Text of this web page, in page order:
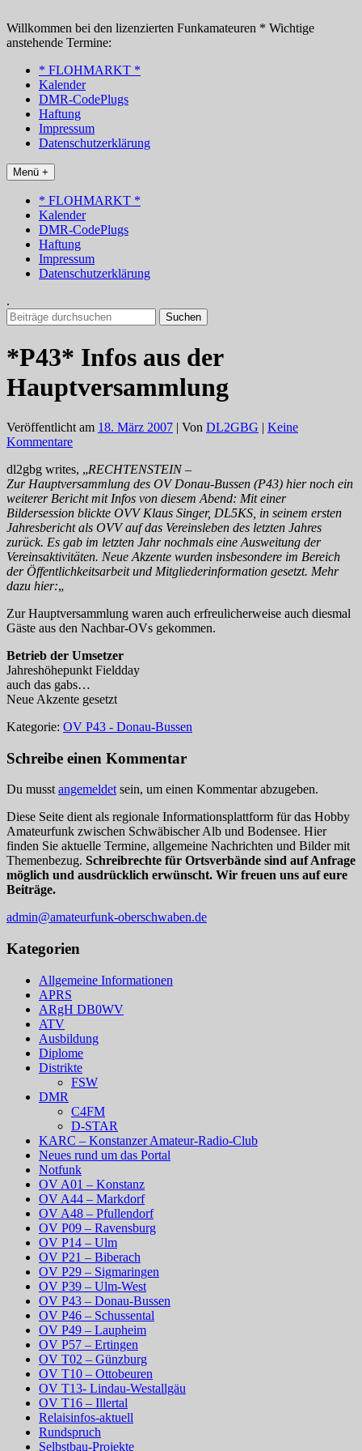
Inhalt
springen
Willkommen bei den lizenzierten Funkamateuren * Wichtige
anstehende Termine:
* FLOHMARKT *
Kalender
DMR-CodePlugs
Haftung
Impressum
Datenschutzerklärung
Menü +
* FLOHMARKT *
Kalender
DMR-CodePlugs
Haftung
Impressum
Datenschutzerklärung
.
Suchen
nach:
*P43* Infos aus der
Hauptversammlung
Veröffentlicht am 18. März 2007 | Von DL2GBG | Keine
Kommentare
dl2gbg writes, „RECHTENSTEIN –
Zur Hauptversammlung des OV Donau-Bussen (P43) hier noch ein
weiterer Bericht mit Infos von diesem Abend: Mit einer
Bildersession blickte OVV Klaus Singer, DL5KS, in seinem ersten
Jahresbericht als OVV auf das Vereinsleben des letzten Jahres
zurück. Es gab im letzten Jahr nochmals eine Ausweitung der
Vereinsaktivitäten. Neue Akzente wurden insbesondere im Bereich
der Öffentlichkeitsarbeit und Mitgliederinformation gesetzt. Mehr
dazu hier:„
Zur Hauptversammlung waren auch erfreulicherweise auch diesmal
Gäste aus den Nachbar-OVs gekommen.
Betrieb der Umsetzer
Jahreshöhepunkt Fieldday
auch das gabs…
Neue Akzente gesetzt
Kategorie: OV P43 - Donau-Bussen
Schreibe einen Kommentar
Du musst angemeldet sein, um einen Kommentar abzugeben.
Diese Seite dient als regionale Informationsplattform für das Hobby
Amateurfunk zwischen Schwäbischer Alb und Bodensee. Hier
finden Sie aktuelle Termine, allgemeine Nachrichten und Bilder mit
Themenbezug. Schreibrechte für Ortsverbände sind auf Anfrage
möglich und ausdrücklich erwünscht. Wir freuen uns auf eure
Beiträge.
admin@amateurfunk-oberschwaben.de
Kategorien
Allgemeine Informationen
APRS
ARgH DB0WV
ATV
Ausbildung
Diplome
Distrikte
FSW
DMR
C4FM
D-STAR
KARC – Konstanzer Amateur-Radio-Club
Neues rund um das Portal
Notfunk
OV A01 – Konstanz
OV A44 – Markdorf
OV A48 – Pfullendorf
OV P09 – Ravensburg
OV P14 – Ulm
OV P21 – Biberach
OV P29 – Sigmaringen
OV P39 – Ulm-West
OV P43 – Donau-Bussen
OV P46 – Schussental
OV P49 – Laupheim
OV P57 – Ertingen
OV T02 – Günzburg
OV T10 – Ottobeuren
OV T13- Lindau-Westallgäu
OV T16 – Illertal
Relaisinfos-aktuell
Rundspruch
Selbstbau-Projekte